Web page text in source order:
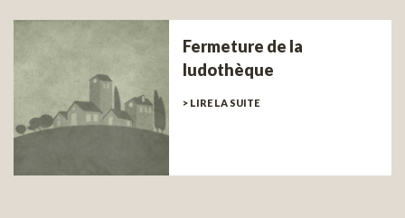
Fermeture de la
ludothèque
> LIRE LA SUITE